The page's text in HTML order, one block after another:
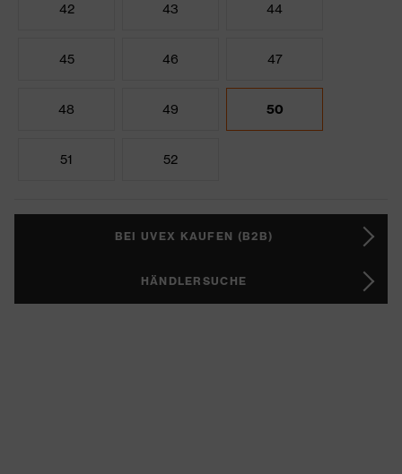
42 43 44
45 46 47
48 49 50
51 52
BEI UVEX KAUFEN (B2B)
HÄNDLERSUCHE